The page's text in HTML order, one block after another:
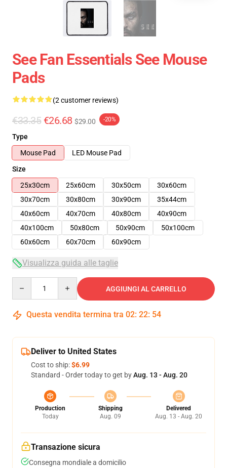
See Fan Essentials See Mouse
Pads
(2 customer reviews)
€33.35 €26.68 $29.00 -20%
Type
Mouse Pad
LED Mouse Pad
Size
25x30cm
25x60cm 30x50cm
30x60cm
30x70cm
30x80cm 30x90cm
35x44cm
40x60cm
40x70cm 40x80cm
40x90cm
40x100cm
50x80cm 50x90cm
50x100cm
60x60cm
60x70cm 60x90cm
Visualizza guida alle taglie
AGGIUNGI AL CARRELLO
Questa vendita termina tra 02: 22: 54
Deliver to United States
Cost to ship:$6.99
Standard - Order today to get byAug. 13 - Aug. 20
Production
Today
Shipping
Aug. 09
Delivered
Aug. 13 - Aug. 20
Transazione sicura
Consegna mondiale a domicilio